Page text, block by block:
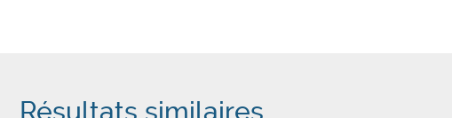
Résultats similaires